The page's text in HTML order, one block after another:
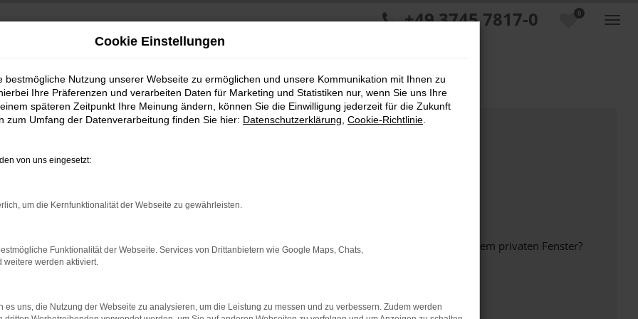
0
+49 3745 7817-0
bestimmter Seiten verhindern. Funktioniert die Seite in einem anderen Browser oder in einem privaten Fenster?
beheben.
auf dem neuesten Stand sind.
Cookie Einstellungen
bestmögliche Nutzung unserer Webseite zu ermöglichen und unsere Kommunikation mit Ihnen zu
Ihre Präferenzen und verarbeiten Daten für Marketing und Statistiken nur, wenn Sie uns Ihre
späteren Zeitpunkt Ihre Meinung ändern, können Sie die Einwilligung jederzeit für die Zukunft
zum Umfang der Datenverarbeitung finden Sie hier: Datenschutzerklärung Cookie-Richtlinie
von uns eingesetzt:
um die Kernfunktionalität der Webseite zu gewährleisten.
Funktionalität der Webseite. Services von Drittanbietern wie Google Maps, Chats,
weitere werden aktiviert.
es uns, die Nutzung der Webseite zu analysieren, um die Leistung zu messen und zu verbessern. Zudem werden